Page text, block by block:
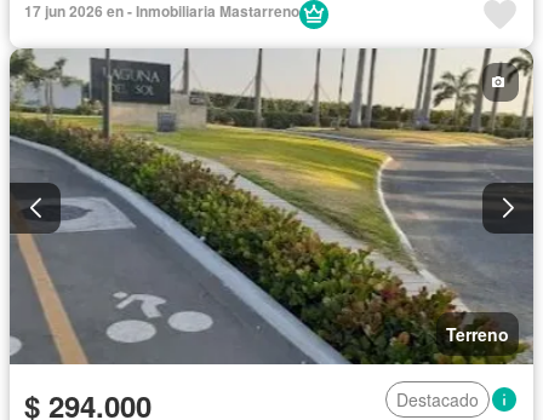
17 jun 2026 en - Inmobiliaria Mastarreno
Terreno
$ 294.000
Destacado